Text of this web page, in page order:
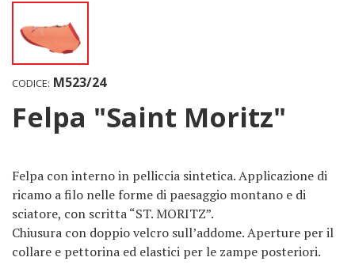
CODICE: M523/24
Felpa "Saint Moritz"
Felpa con interno in pelliccia sintetica. Applicazione di
ricamo a filo nelle forme di paesaggio montano e di
sciatore, con scritta “ST. MORITZ”.
Chiusura con doppio velcro sull’addome. Aperture per il
collare e pettorina ed elastici per le zampe posteriori.